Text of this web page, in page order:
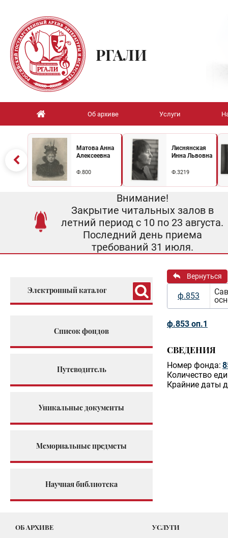
РГАЛИ
Об архиве Услуги
Матова Анна
Алексеевна
Ф.800
Лиснянская
Инна Львовна
Ф.3219
Внимание!
Закрытие читальных залов в
летний период с 10 по 23 августа.
Последний день приема
требований 31 июля.
Электронный каталог
Список фондов
Путеводитель
Уникальные документы
Мемориальные предметы
Научная библиотека
Вернуться
ф.853
ф.853 оп.1
СВЕДЕНИЯ
Номер фонда:
Количество
Крайние даты
ОБ АРХИВЕ УСЛУГИ